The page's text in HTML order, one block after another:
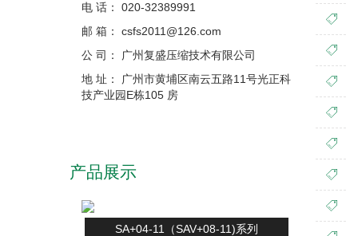
电 话： 020-32389991
邮 箱： csfs2011@126.com
公 司： 广州复盛压缩技术有限公司
地 址： 广州市黄埔区南云五路11号光正科
技产业园E栋105 房
产品展示
SA+04-11（SAV+08-11)系列